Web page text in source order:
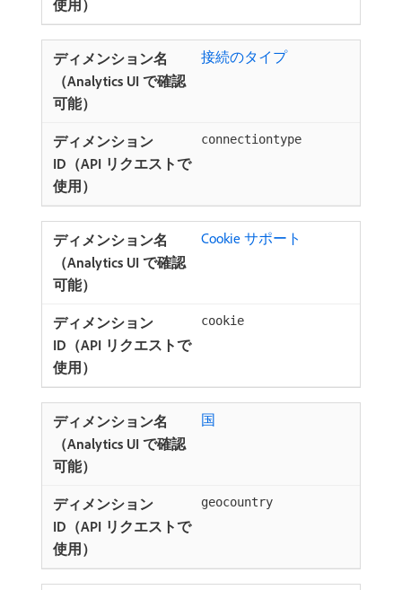
接続のタイプ
connectiontype
Cookie サポート ​
cookie
国
geocountry